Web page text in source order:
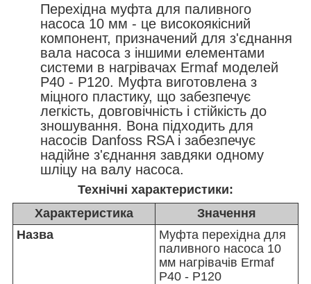
Перехідна муфта для паливного
насоса 10 мм - це високоякісний
компонент, призначений для з'єднання
вала насоса з іншими елементами
системи в нагрівачах Ermaf моделей
P40 - P120. Муфта виготовлена з
міцного пластику, що забезпечує
легкість, довговічність і стійкість до
зношування. Вона підходить для
насосів Danfoss RSA і забезпечує
надійне з'єднання завдяки одному
шліцу на валу насоса.
Технічні характеристики:
Характеристика
Значення
Назва
Муфта перехідна для
паливного насоса 10
мм нагрівачів Ermaf
P40 - P120